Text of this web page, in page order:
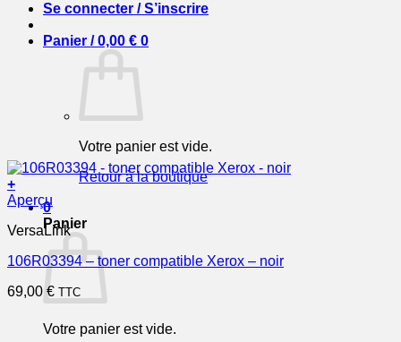
Se connecter / S’inscrire
Panier /0,00 € 0
Votre panier est vide.
Retour à la boutique
0
Panier
Votre panier est vide.
+
Aperçu
VersaLink
106R03394 – toner compatible Xerox – noir
69,00 € TTC